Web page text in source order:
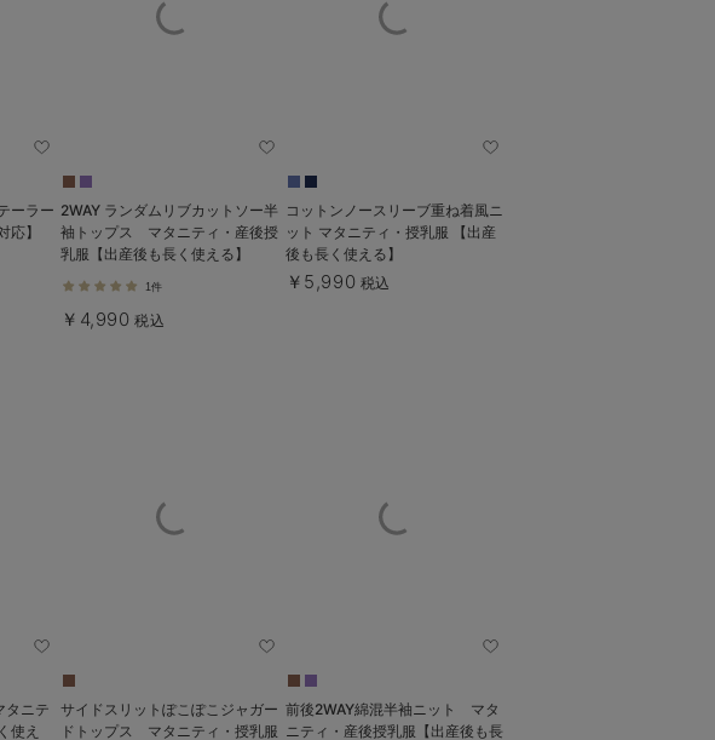
ーラー
応】
2WAY ランダムリブカットソー半
袖トップス マタニティ・産後授
乳服【出産後も長く使える】
1件
￥4,990 税込
コットンノースリーブ重ね着風ニ
ット マタニティ・授乳服 【出産
後も長く使える】
￥5,990 税込
ニテ
使え
サイドスリットぽこぽこジャガー
ドトップス マタニティ・授乳服
前後2WAY綿混半袖ニット マタ
ニティ・産後授乳服【出産後も長